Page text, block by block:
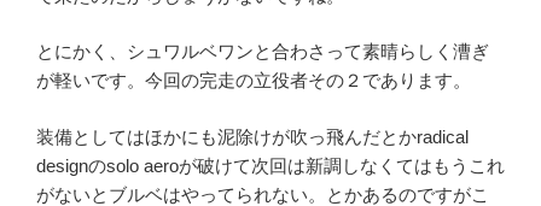
とにかく、シュワルベワンと合わさって素晴らしく漕ぎ
が軽いです。今回の完走の立役者その２であります。
装備としてはほかにも泥除けが吹っ飛んだとかradical
designのsolo aeroが破けて次回は新調しなくてはもうこれ
がないとブルベはやってられない。とかあるのですがこ